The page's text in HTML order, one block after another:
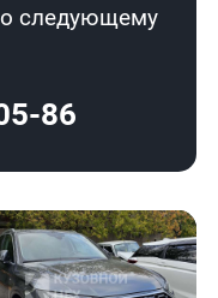
следующему
86